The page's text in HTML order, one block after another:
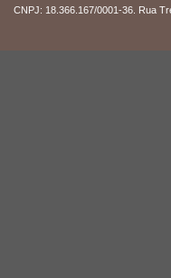
CNPJ: 18.366.167/0001-36. Rua